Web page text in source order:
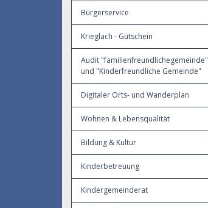
Bürgerservice
Krieglach - Gutschein
Audit "familienfreundlichegemeinde"
und "Kinderfreundliche Gemeinde"
Digitaler Orts- und Wanderplan
Wohnen & Lebensqualität
Bildung & Kultur
Kinderbetreuung
Kindergemeinderat